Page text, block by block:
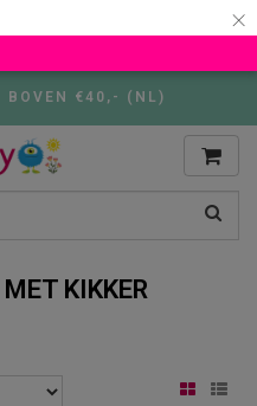
×
BOVEN €40,- (NL)
KIKKER